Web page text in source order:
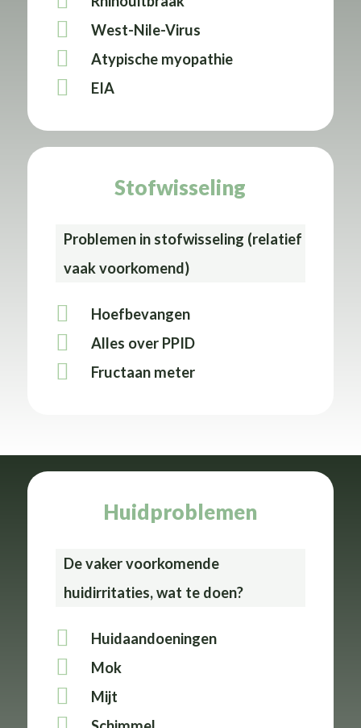
West-Nile-Virus
Atypische myopathie
EIA
Stofwisseling
Problemenin stofwisseling (relatief
vaak voorkomend)
Hoefbevangen
Alles over PPID
Fructaan meter
Huidproblemen
De vaker voorkomende
huidirritaties, wat te doen?
Huidaandoeningen
Mok
Mijt